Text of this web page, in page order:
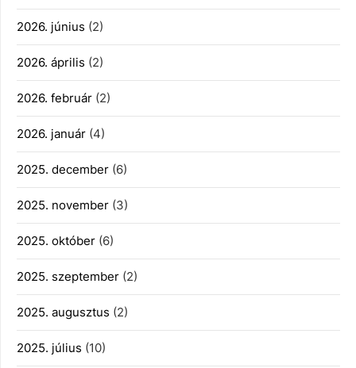
2026. június (2)
2026. április (2)
2026. február (2)
2026. január (4)
2025. december (6)
2025. november (3)
2025. október (6)
2025. szeptember (2)
2025. augusztus (2)
2025. július (10)